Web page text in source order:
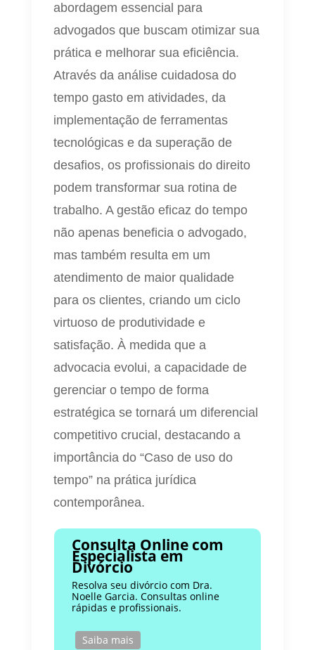
abordagem essencial para
advogados que buscam otimizar sua
prática e melhorar sua eficiência.
Através da análise cuidadosa do
tempo gasto em atividades, da
implementação de ferramentas
tecnológicas e da superação de
desafios, os profissionais do direito
podem transformar sua rotina de
trabalho. A gestão eficaz do tempo
não apenas beneficia o advogado,
mas também resulta em um
atendimento de maior qualidade
para os clientes, criando um ciclo
virtuoso de produtividade e
satisfação. À medida que a
advocacia evolui, a capacidade de
gerenciar o tempo de forma
estratégica se tornará um diferencial
competitivo crucial, destacando a
importância do “Caso de uso do
tempo” na prática jurídica
contemporânea.
Consulta Online com
Especialista em
Divórcio
Resolva seu divórcio com Dra.
Noelle Garcia. Consultas online
rápidas e profissionais.
Saiba mais